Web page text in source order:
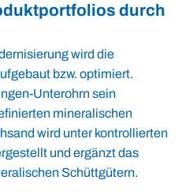
durch
wird die
bzw. optimiert.
Unterohrn sein
mineralischen
wird unter kontrollierten
und ergänzt das
Schüttgütern.